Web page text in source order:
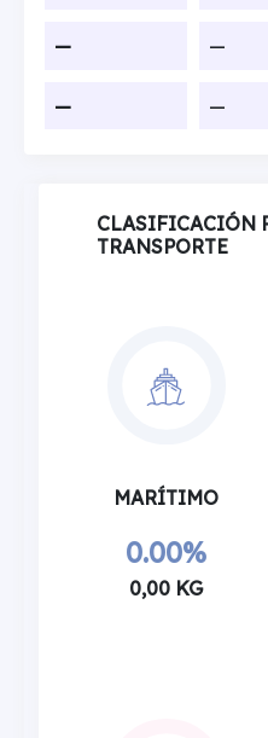
— —
— —
CLASIFICACIÓN
TRANSPORTE
MARÍTIMO
0.00%
0,00 KG